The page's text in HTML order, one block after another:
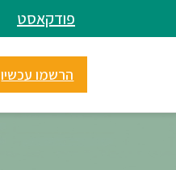
פודקאסט
הרשמו עכשיו